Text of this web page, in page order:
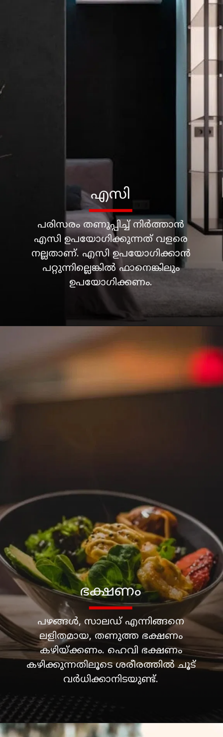
പരിസരം തണുപ്പിച്ച് നിർത്താൻ
എസി ഉപയോഗിക്കുന്നത് വളരെ
നല്ലതാണ്. എസി ഉപയോഗിക്കാൻ
പറ്റുന്നില്ലെങ്കിൽ ഫാനെങ്കിലും
പഴങ്ങൾ, സാലഡ് എന്നിങ്ങനെ
ലളിതമായ, തണുത്ത ഭക്ഷണം
കഴിയ്ക്കണം. ഹെവി ഭക്ഷണം
കഴിക്കുന്നതിലൂടെ ശരീരത്തിൽ ചൂട്
ഭക്ഷണം